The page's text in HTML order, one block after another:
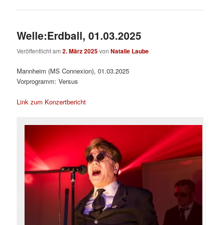
Welle:Erdball, 01.03.2025
Veröffentlicht am2. März 2025vonNatalie Laube
Mannheim (MS Connexion), 01.03.2025
Vorprogramm: Versus
Link zum Konzertbericht